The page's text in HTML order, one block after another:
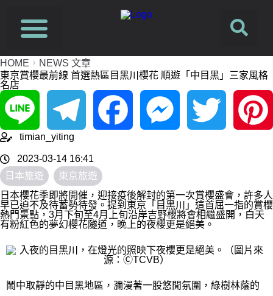
HOME
NEWS 文章
東京賞櫻最前線 首選熱區目黑川櫻花 順遊「中目黑」三家風格
名店
Line Telegram Facebook MessengerTwitter Pinterest
timian_yiting
2023-03-14 16:41
日本旅遊
東京旅遊
日本櫻花季即將開催，迎接疫後解封的第一次賞櫻盛會，許多人
早已迫不及待蓄勢待發。提到東京「目黑川」這首屈一指的賞櫻
熱門景點，3月下旬至4月上旬沿岸吉野櫻將會相繼盛開，白天
有粉紅色的夢幻櫻花隧道，晚上的夜櫻更是絕美。
鬧中取靜的中目黑地區，瀰漫著一股悠閒氛圍， 綠樹林蔭的